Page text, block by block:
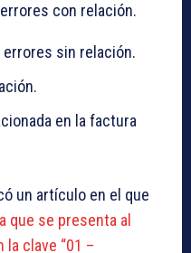
con relación.
sin relación.
en la factura
un artículo en el que
que se presenta al
la clave “01 –